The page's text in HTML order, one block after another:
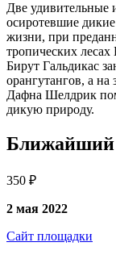
Две удивительные
осиротевшие
жизни, при
тропических
Бирут Гальдикас
орангутангов, а
Дафна Шелдрик
дикую природу.
Ближайший
350 ₽
2 мая 2022
Сайт площадки